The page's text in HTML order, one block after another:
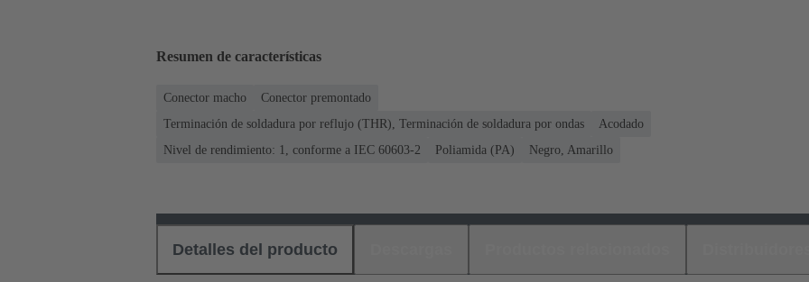
Resumen de características
Conector macho
Conector premontado
Terminación de soldadura por reflujo (THR), Terminación de soldadura por ondas
Acodado
Nivel de rendimiento: 1, conforme a IEC 60603-2
Poliamida (PA) Negro, Amarillo
Detalles del producto